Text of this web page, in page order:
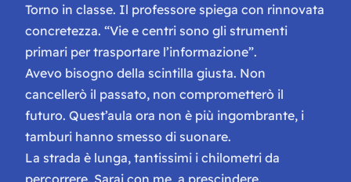
Torno in classe. Il professore spiega con rinnovata
concretezza. “Vie e centri sono gli strumenti
primari per trasportare l’informazione”.
Avevo bisogno della scintilla giusta. Non
cancellerò il passato, non comprometterò il
futuro. Quest’aula ora non è più ingombrante, i
tamburi hanno smesso di suonare.
La strada è lunga, tantissimi i chilometri da
percorrere. Sarai con me, a prescindere.